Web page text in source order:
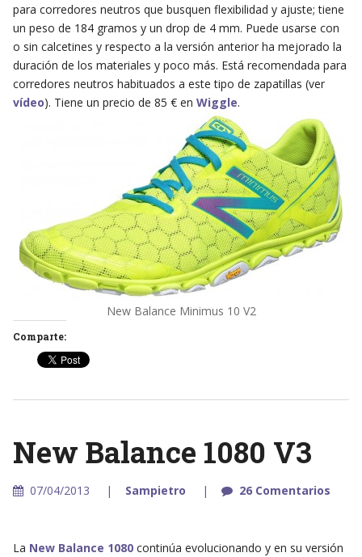
para corredores neutros que busquen flexibilidad y ajuste; tiene
un peso de 184 gramos y un drop de 4 mm. Puede usarse con
o sin calcetines y respecto a la versión anterior ha mejorado la
duración de los materiales y poco más. Está recomendada para
corredores neutros habituados a este tipo de zapatillas (ver
vídeo). Tiene un precio de 85 € en Wiggle.
New Balance Minimus 10 V2
Comparte:
New Balance 1080 V3
07/04/2013 Sampietro 26 Comentarios
La New Balance 1080continúa evolucionando y en su versión